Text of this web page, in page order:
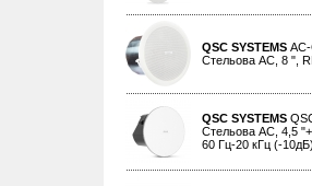
QSC SYSTEMS
Стельова АС, 8 ",
QSC SYSTEMS
Стельова АС, 4,5
60 Гц-20 кГц (-